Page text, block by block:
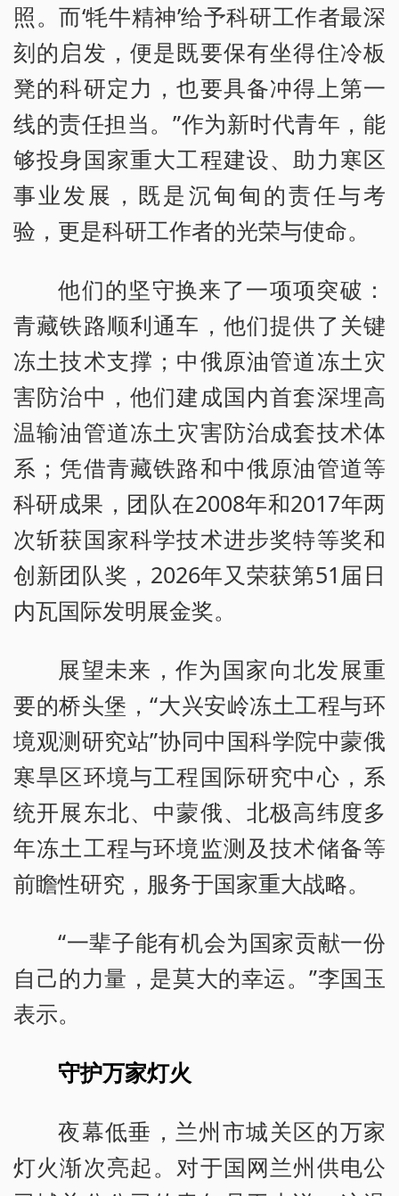
照。而‘牦牛精神’给予科研工作者最深
刻的启发，便是既要保有坐得住冷板
凳的科研定力，也要具备冲得上第一
线的责任担当。”作为新时代青年，能
够投身国家重大工程建设、助力寒区
事业发展，既是沉甸甸的责任与考
验，更是科研工作者的光荣与使命。
他们的坚守换来了一项项突破：
青藏铁路顺利通车，他们提供了关键
冻土技术支撑；中俄原油管道冻土灾
害防治中，他们建成国内首套深埋高
温输油管道冻土灾害防治成套技术体
系；凭借青藏铁路和中俄原油管道等
科研成果，团队在2008年和2017年两
次斩获国家科学技术进步奖特等奖和
创新团队奖，2026年又荣获第51届日
内瓦国际发明展金奖。
展望未来，作为国家向北发展重
要的桥头堡，“大兴安岭冻土工程与环
境观测研究站”协同中国科学院中蒙俄
寒旱区环境与工程国际研究中心，系
统开展东北、中蒙俄、北极高纬度多
年冻土工程与环境监测及技术储备等
前瞻性研究，服务于国家重大战略。
“一辈子能有机会为国家贡献一份
自己的力量，是莫大的幸运。”李国玉
表示。
守护万家灯火
夜幕低垂，兰州市城关区的万家
灯火渐次亮起。对于国网兰州供电公